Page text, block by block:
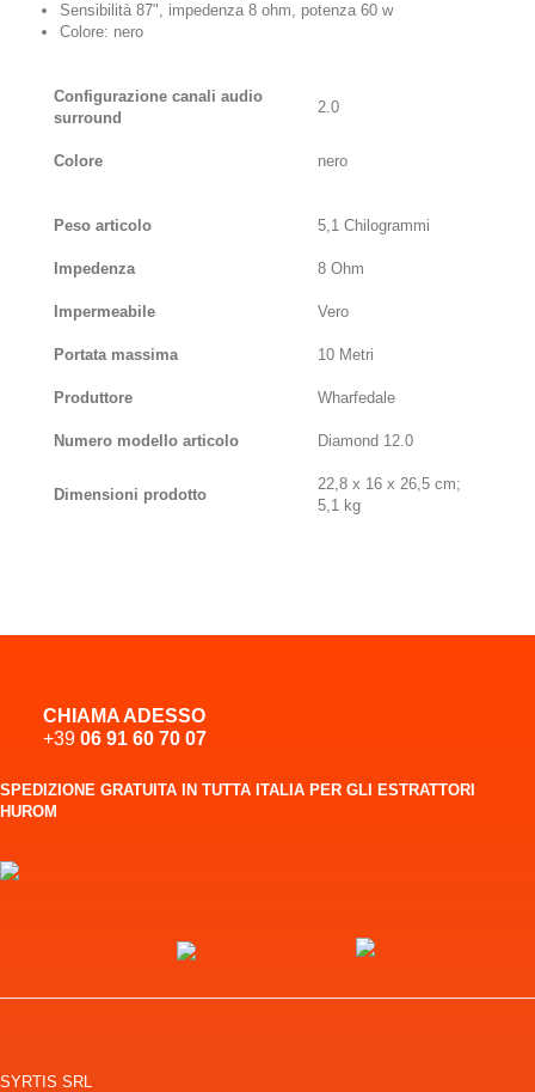
Sensibilità 87", impedenza 8 ohm, potenza 60 w
Colore: nero
Configurazione canali audio
surround
‎2.0
Colore ‎nero
Peso articolo ‎5,1 Chilogrammi
Impedenza ‎8 Ohm
Impermeabile ‎Vero
Portata massima ‎10 Metri
Produttore ‎Wharfedale
Numero modello articolo ‎Diamond 12.0
Dimensioni prodotto
‎22,8 x 16 x 26,5 cm;
5,1 kg
CHIAMA ADESSO
+39 06 91 60 70 07
SPEDIZIONE GRATUITA IN TUTTA ITALIA PER GLI ESTRATTORI
HUROM
SYRTIS SRL